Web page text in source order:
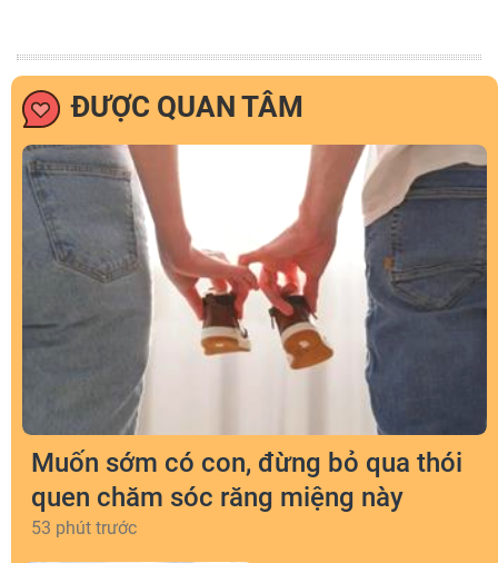
ĐƯỢC QUAN TÂM
Muốn sớm có con, đừng bỏ qua thói
quen chăm sóc răng miệng này
53 phút trước